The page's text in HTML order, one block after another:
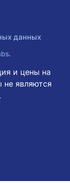
данных
.
и цены на
не являются